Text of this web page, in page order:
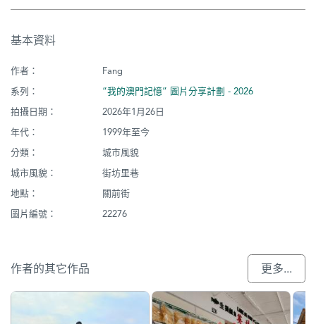
基本資料
作者：
Fang
系列：
“我的澳門記憶” 圖片分享計劃 - 2026
拍攝日期：
2026年1月26日
年代：
1999年至今
分類：
城市風貌
城市風貌：
街坊里巷
地點：
關前街
圖片編號：
22276
作者的其它作品 更多...